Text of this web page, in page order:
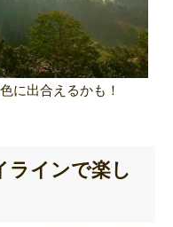
に出合えるかも！
ラインで楽し